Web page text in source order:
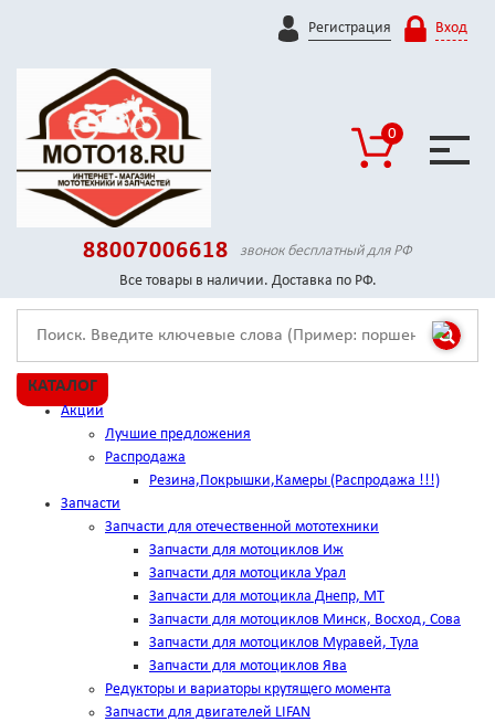
Регистрация Вход
0
88007006618
звонок бесплатный для РФ
Все товары в наличии. Доставка по РФ.
КАТАЛОГ
Акции
Лучшие предложения
Распродажа
Резина,Покрышки,Камеры (Распродажа !!!)
Запчасти
Запчасти для отечественной мототехники
Запчасти для мотоциклов Иж
Запчасти для мотоцикла Урал
Запчасти для мотоцикла Днепр, МТ
Запчасти для мотоциклов Минск, Восход, Сова
Запчасти для мотоциклов Муравей, Тула
Запчасти для мотоциклов Ява
Редукторы и вариаторы крутящего момента
Запчасти для двигателей LIFAN